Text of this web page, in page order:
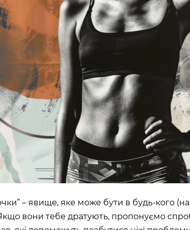
02000
– явище, яке може бути в будь-кого
вони тебе дратують, пропонуємо